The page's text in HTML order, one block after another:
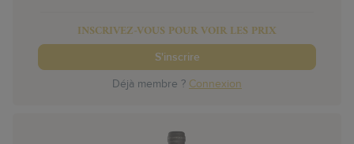
INSCRIVEZ-VOUS POUR VOIR LES PRIX
S'inscrire
Déjà membre ? Connexion